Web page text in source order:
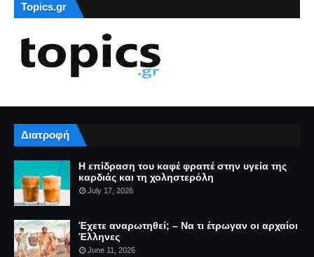
Topics.gr
Διατροφή
Η επίδραση του καφέ φραπέ στην υγεία της
καρδιάς και τη χοληστερόλη
July 17, 2026
Έχετε αναρωτηθεί; – Να τι έτρωγαν οι αρχαίοι
Έλληνες
June 11, 2026